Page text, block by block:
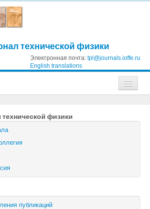
технической физики
Электронная почта: tpl@journals.ioffe.ru
English translations
физики
технической физики
тела
полупроводников
физики
публикаций